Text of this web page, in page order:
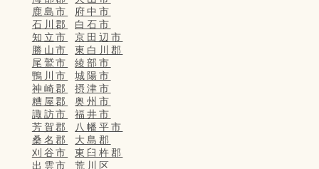
鹿島市
府中市
石川郡
白石市
知立市
京田辺市
勝山市
東白川郡
尾鷲市
綾部市
鴨川市
城陽市
神崎郡
摂津市
糟屋郡
奥州市
諏訪市
福井市
芳賀郡
八幡平市
桑名郡
大島郡
刈谷市
東臼杵郡
出雲市
荒川区